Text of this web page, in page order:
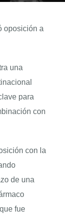
oposición a
una
para
con
con la
de una
fue